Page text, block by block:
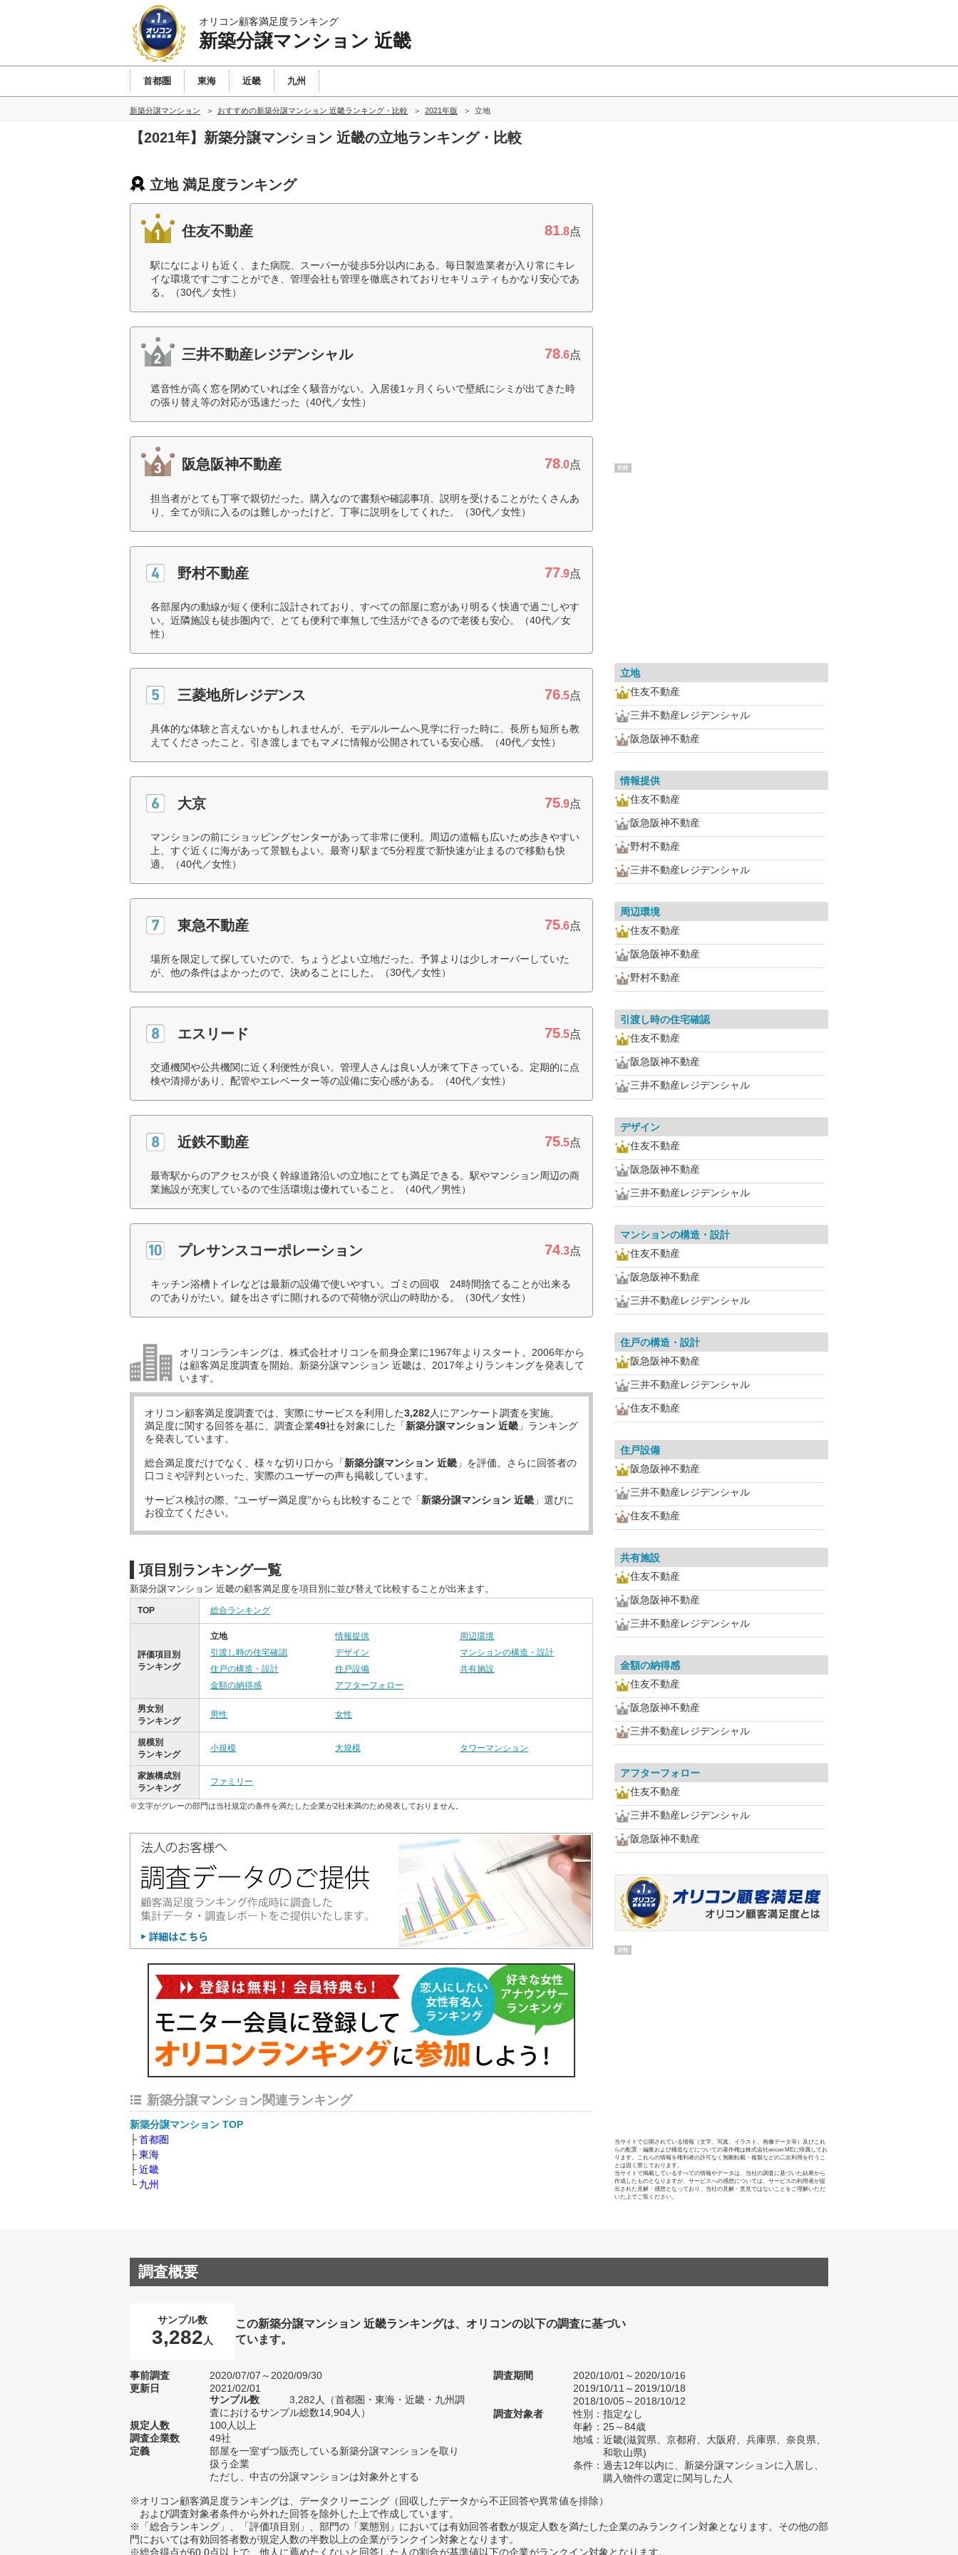
オリコン顧客満足度ランキング
新築分譲マンション 近畿
首都圏 東海 近畿 九州
新築分譲マンション おすすめの新築分譲マンション 近畿ランキング・比較 2021年版 立地
【2021年】新築分譲マンション 近畿の立地ランキング・比較
立地 満足度ランキング
住友不動産 81.8点
駅になによりも近く、また病院、スーパーが徒歩5分以内にある。毎日製造業者が入り常にキレ
イな環境ですごすことができ、管理会社も管理を徹底されておりセキリュティもかなり安心であ
る。（30代／女性）
三井不動産レジデンシャル 78.6点
遮音性が高く窓を閉めていれば全く騒音がない。入居後1ヶ月くらいで壁紙にシミが出てきた時
の張り替え等の対応が迅速だった（40代／女性）
阪急阪神不動産 78.0点
担当者がとても丁寧で親切だった。購入なので書類や確認事項、説明を受けることがたくさんあ
り、全てが頭に入るのは難しかったけど、丁寧に説明をしてくれた。（30代／女性）
野村不動産 77.9点
各部屋内の動線が短く便利に設計されており、すべての部屋に窓があり明るく快適で過ごしやす
い。近隣施設も徒歩圏内で、とても便利で車無しで生活ができるので老後も安心。（40代／女
性）
三菱地所レジデンス 76.5点
具体的な体験と言えないかもしれませんが、モデルルームへ見学に行った時に、長所も短所も教
えてくださったこと。引き渡しまでもマメに情報が公開されている安心感。（40代／女性）
大京 75.9点
マンションの前にショッピングセンターがあって非常に便利。周辺の道幅も広いため歩きやすい
上、すぐ近くに海があって景観もよい。最寄り駅まで5分程度で新快速が止まるので移動も快
適。（40代／女性）
東急不動産 75.6点
場所を限定して探していたので、ちょうどよい立地だった。予算よりは少しオーバーしていた
が、他の条件はよかったので、決めることにした。（30代／女性）
エスリード 75.5点
交通機関や公共機関に近く利便性が良い。管理人さんは良い人が来て下さっている。定期的に点
検や清掃があり、配管やエレベーター等の設備に安心感がある。（40代／女性）
近鉄不動産 75.5点
最寄駅からのアクセスが良く幹線道路沿いの立地にとても満足できる。駅やマンション周辺の商
業施設が充実しているので生活環境は優れていること。（40代／男性）
プレサンスコーポレーション 74.3点
キッチン浴槽トイレなどは最新の設備で使いやすい。ゴミの回収 24時間捨てることが出来る
のでありがたい。鍵を出さずに開けれるので荷物が沢山の時助かる。（30代／女性）
オリコンランキングは、株式会社オリコンを前身企業に1967年よりスタート。2006年から
は顧客満足度調査を開始。新築分譲マンション 近畿は、2017年よりランキングを発表して
います。
オリコン顧客満足度調査では、実際にサービスを利用した3,282人にアンケート調査を実施。
満足度に関する回答を基に、調査企業49社を対象にした「新築分譲マンション 近畿 」ランキング
を発表しています。
総合満足度だけでなく、様々な切り口から「新築分譲マンション 近畿 」を評価。さらに回答者の
口コミや評判といった、実際のユーザーの声も掲載しています。
サービス検討の際、“ユーザー満足度”からも比較することで「新築分譲マンション 近畿 」選びに
お役立てください。
項目別ランキング一覧
新築分譲マンション 近畿の顧客満足度を項目別に並び替えて比較することが出来ます。
TOP 総合ランキング
評価項目別
ランキング
立地 情報提供
周辺環境
引渡し時の住宅確認
デザイン
マンションの構造・設計
住戸の構造・設計
住戸設備
共有施設
金額の納得感
アフターフォロー
男女別
ランキング
男性 女性
規模別
ランキング
小規模 大規模 タワーマンション
家族構成別
ランキング
ファミリー
※文字がグレーの部門は当社規定の条件を満たした企業が2社未満のため発表しておりません。
新築分譲マンション関連ランキング
新築分譲マンション TOP
首都圏
東海
近畿
九州
PR
立地
住友不動産
三井不動産レジデンシャル
阪急阪神不動産
情報提供
住友不動産
阪急阪神不動産
野村不動産
三井不動産レジデンシャル
周辺環境
住友不動産
阪急阪神不動産
野村不動産
引渡し時の住宅確認
住友不動産
阪急阪神不動産
三井不動産レジデンシャル
デザイン
住友不動産
阪急阪神不動産
三井不動産レジデンシャル
マンションの構造・設計
住友不動産
阪急阪神不動産
三井不動産レジデンシャル
住戸の構造・設計
阪急阪神不動産
三井不動産レジデンシャル
住友不動産
住戸設備
阪急阪神不動産
三井不動産レジデンシャル
住友不動産
共有施設
住友不動産
阪急阪神不動産
三井不動産レジデンシャル
金額の納得感
住友不動産
阪急阪神不動産
三井不動産レジデンシャル
アフターフォロー
住友不動産
三井不動産レジデンシャル
阪急阪神不動産
PR
当サイトで公開されている情報（文字、写真、イラスト、画像データ等）及びこれ
らの配置・編集および構造などについての著作権は株式会社oricon MEに帰属してお
ります。これらの情報を権利者の許可なく無断転載・複製などの二次利用を行うこ
とは固く禁じております。
当サイトで掲載しているすべての情報やデータは、当社の調査に基づいた結果から
作成したものとなりますが、サービスへの感想については、サービスの利用者が提
出された見解・感想となっており、当社の見解・意見ではないことをご理解いただ
いた上でご覧ください。
調査概要
サンプル数
3,282 人
この新築分譲マンション 近畿ランキングは、オリコンの以下の調査に基づい
ています。
事前調査
2020/07/07～2020/09/30
更新日
2021/02/01
サンプル数
3,282人（首都圏・東海・近畿・九州調
査におけるサンプル総数14,904人）
規定人数
100人以上
調査企業数
49社
定義
部屋を一室ずつ販売している新築分譲マンションを取り
扱う企業
ただし、中古の分譲マンションは対象外とする
調査期間
2020/10/01～2020/10/16
2019/10/11～2019/10/18
2018/10/05～2018/10/12
調査対象者
性別：指定なし
年齢：25～84歳
地域：近畿(滋賀県、京都府、大阪府、兵庫県、奈良県、
和歌山県)
条件：過去12年以内に、新築分譲マンションに入居し、
購入物件の選定に関与した人
※オリコン顧客満足度ランキングは、データクリーニング（回収したデータから不正回答や異常値を排除）
および調査対象者条件から外れた回答を除外した上で作成しています。
※「総合ランキング」、「評価項目別」、部門の「業態別」においては有効回答者数が規定人数を満たした企業のみランクイン対象となります。その他の部
門においては有効回答者数が規定人数の半数以上の企業がランクイン対象となります。
※総合得点が60.0点以上で、他人に薦めたくないと回答した人の割合が基準値以下の企業がランクイン対象となります。